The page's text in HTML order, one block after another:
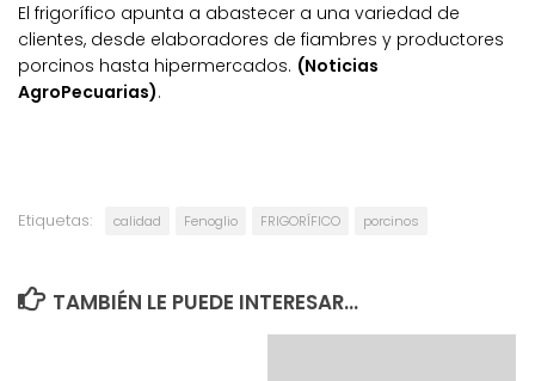
El frigorífico apunta a abastecer a una variedad de
clientes, desde elaboradores de fiambres y productores
porcinos hasta hipermercados. (Noticias
AgroPecuarias).
Etiquetas: calidad Fenoglio FRIGORÍFICO porcinos
TAMBIÉN LE PUEDE INTERESAR...